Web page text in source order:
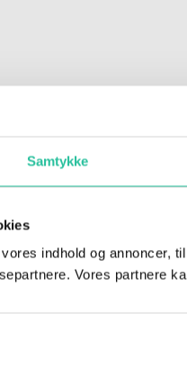
Samtykke
indhold og annoncer,
Vores partnere